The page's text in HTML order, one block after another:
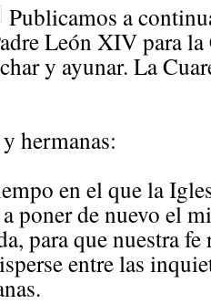
Publicamos a
León XIV para
y ayunar. La
hermanas:
en el que la
poner de nuevo el
para que nuestra
entre las